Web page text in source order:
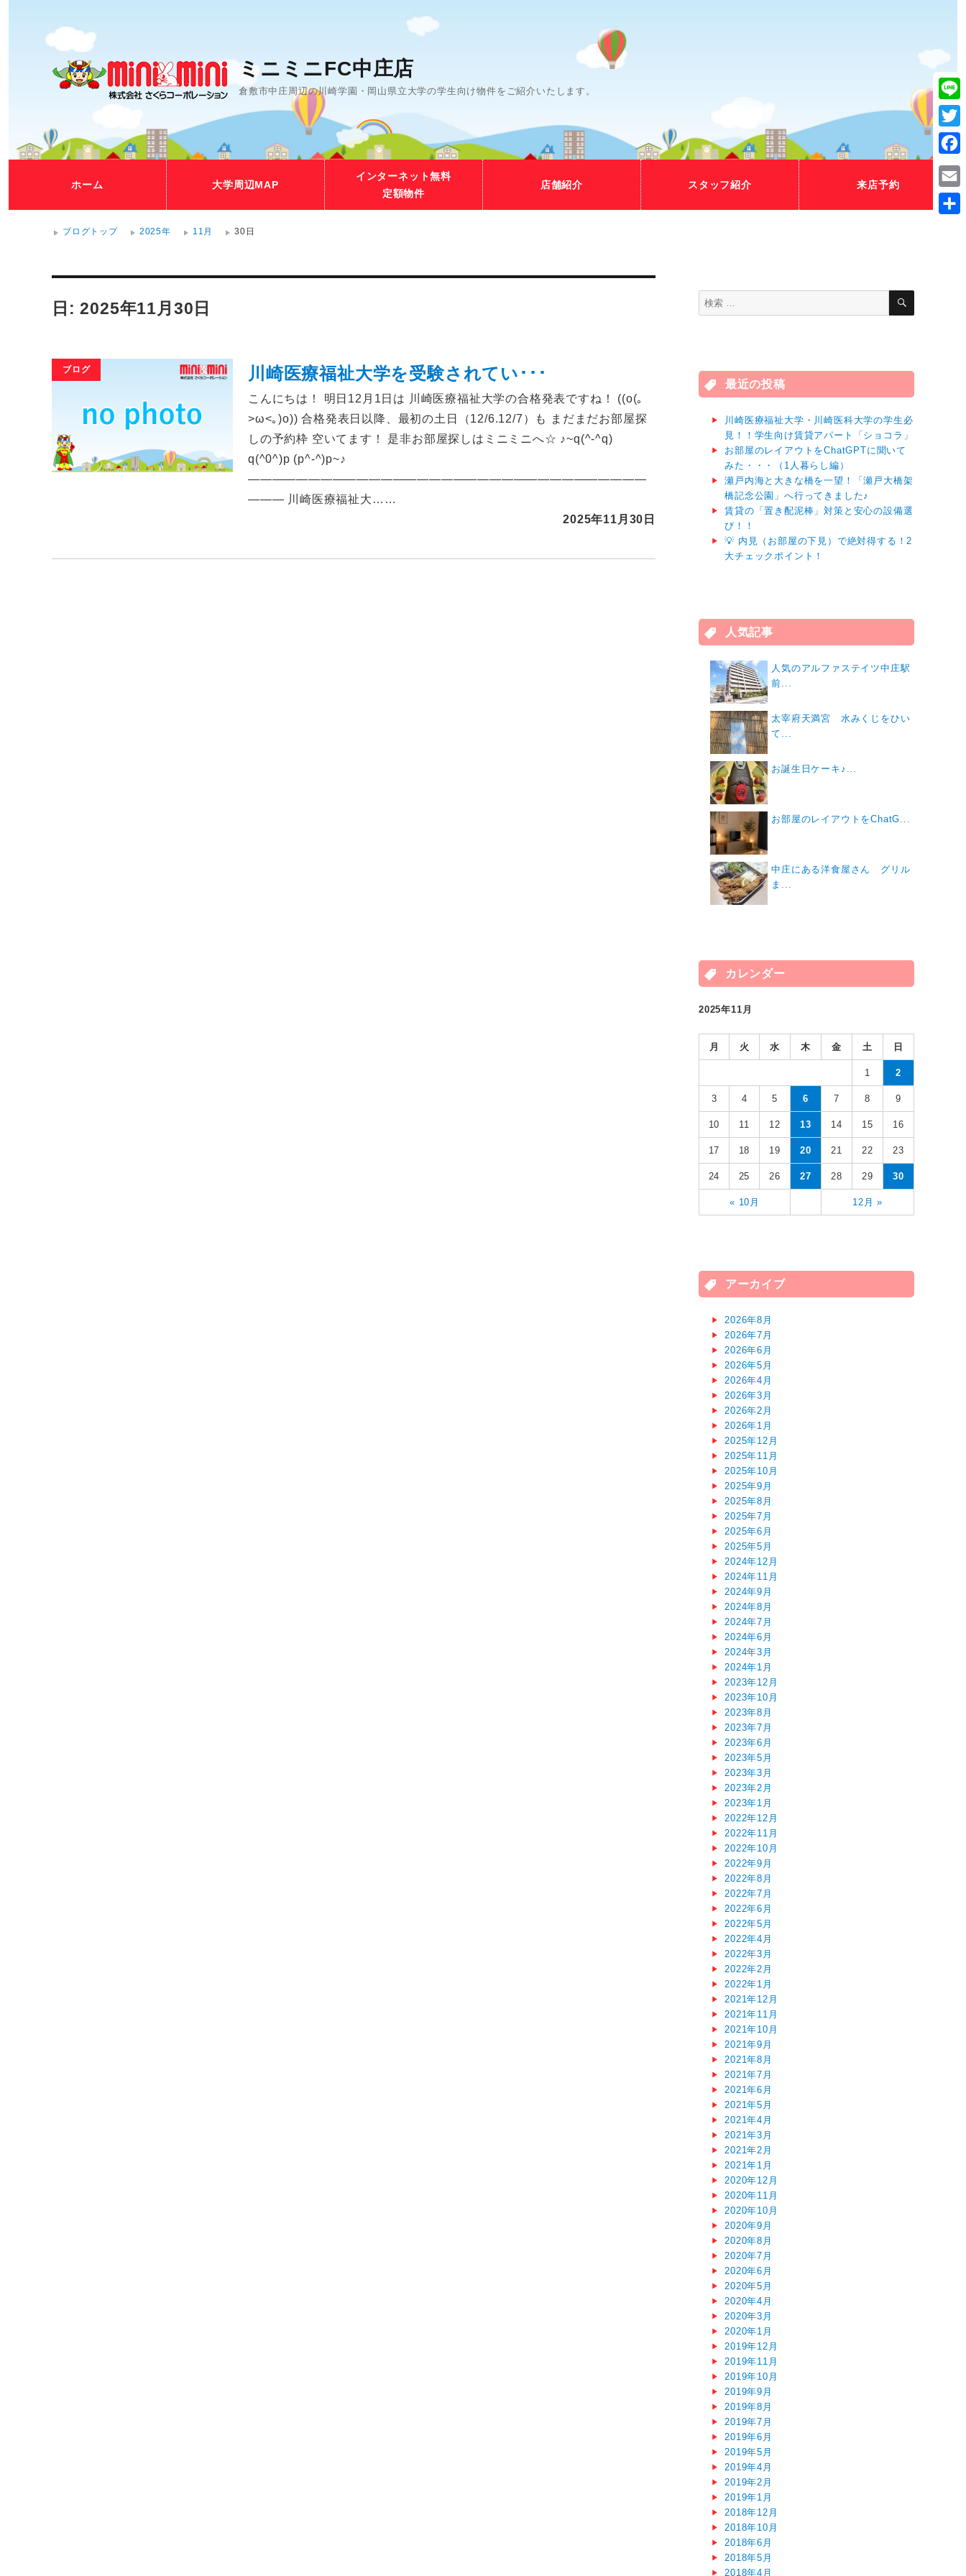
ミニミニFC中庄店
倉敷市中庄周辺の川崎学園・岡山県立大学の学生向け物件をご紹介いたします。
ホーム 大学周辺MAP
インターネット無料
定額物件
店舗紹介 スタッフ紹介 来店予約
ブログトップ 2025年 11月 30日
日: 2025年11月30日
ブログ 川崎医療福祉大学を受験されてい･･･
こんにちは！ 明日12月1日は 川崎医療福祉大学の合格発表ですね！ ((o(｡
>ω<｡)o)) 合格発表日以降、最初の土日（12/6.12/7）も まだまだお部屋探
しの予約枠 空いてます！ 是非お部屋探しはミニミニへ☆ ♪~q(^-^q)
q(^0^)p (p^-^)p~♪
―――――――――――――――――――――――――――――――――
――― 川崎医療福祉大……
2025年11月30日
検
索
検
最近の投稿
川崎医療福祉大学・川崎医科大学の学生必
見！！学生向け賃貸アパート「ショコラ」
お部屋のレイアウトをChatGPTに聞いて
みた・・・（1人暮らし編）
瀬戸内海と大きな橋を一望！「瀬戸大橋架
橋記念公園」へ行ってきました♪
賃貸の「置き配泥棒」対策と安心の設備選
び！！
💡 内見（お部屋の下見）で絶対得する！2
大チェックポイント！
人気記事
人気のアルファステイツ中庄駅
前...
太宰府天満宮 水みくじをひい
て...
お誕生日ケーキ♪...
お部屋のレイアウトをChatG...
中庄にある洋食屋さん グリル
ま...
カレンダー
2025年11月
月 火 水 木 金 土 日
« 10月 12月 »
1 2
3 4 5 6 7 8 9
10 11 12 13 14 15 16
17 18 19 20 21 22 23
24 25 26 27 28 29 30
アーカイブ
2026年8月
2026年7月
2026年6月
2026年5月
2026年4月
2026年3月
2026年2月
2026年1月
2025年12月
2025年11月
2025年10月
2025年9月
2025年8月
2025年7月
2025年6月
2025年5月
2024年12月
2024年11月
2024年9月
2024年8月
2024年7月
2024年6月
2024年3月
2024年1月
2023年12月
2023年10月
2023年8月
2023年7月
2023年6月
2023年5月
2023年3月
2023年2月
2023年1月
2022年12月
2022年11月
2022年10月
2022年9月
2022年8月
2022年7月
2022年6月
2022年5月
2022年4月
2022年3月
2022年2月
2022年1月
2021年12月
2021年11月
2021年10月
2021年9月
2021年8月
2021年7月
2021年6月
2021年5月
2021年4月
2021年3月
2021年2月
2021年1月
2020年12月
2020年11月
2020年10月
2020年9月
2020年8月
2020年7月
2020年6月
2020年5月
2020年4月
2020年3月
2020年1月
2019年12月
2019年11月
2019年10月
2019年9月
2019年8月
2019年7月
2019年6月
2019年5月
2019年4月
2019年2月
2019年1月
2018年12月
2018年10月
2018年6月
2018年5月
2018年4月
Line